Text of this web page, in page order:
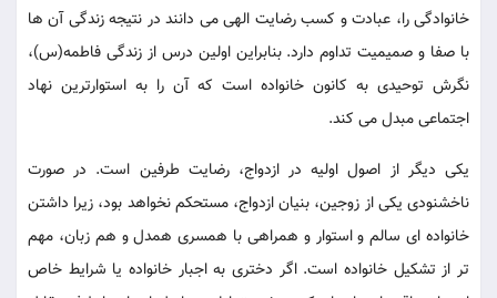
خانوادگی را، عبادت و کسب رضایت الهی می دانند در نتیجه زندگی آن ها
با صفا و صمیمیت تداوم دارد. بنابراین اولین درس از زندگی فاطمه(س)،
نگرش توحیدی به کانون خانواده است که آن را به استوارترین نهاد
اجتماعی مبدل می کند.
یکی دیگر از اصول اولیه در ازدواج، رضایت طرفین است. در صورت
ناخشنودی یکی از زوجین، بنیان ازدواج، مستحکم نخواهد بود، زیرا داشتن
خانواده ای سالم و استوار و همراهی با همسری همدل و هم زبان، مهم
تر از تشکیل خانواده است. اگر دختری به اجبار خانواده یا شرایط خاص